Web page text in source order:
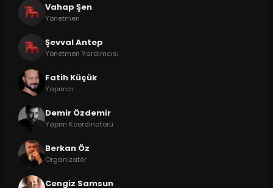
Vahap Şen
Yönetmen
Şevval Antep
Yönetmen Yardımcısı
Fatih Küçük
Yapımcı
Demir Özdemir
Yapım Koordinatörü
Berkan Öz
Organizatör
Cengiz Samsun